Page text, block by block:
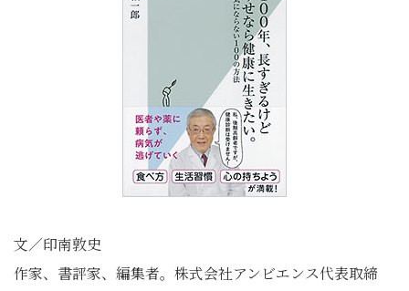
文／印南敦史
作家、書評家、編集者。株式会社アンビエンス代表取締